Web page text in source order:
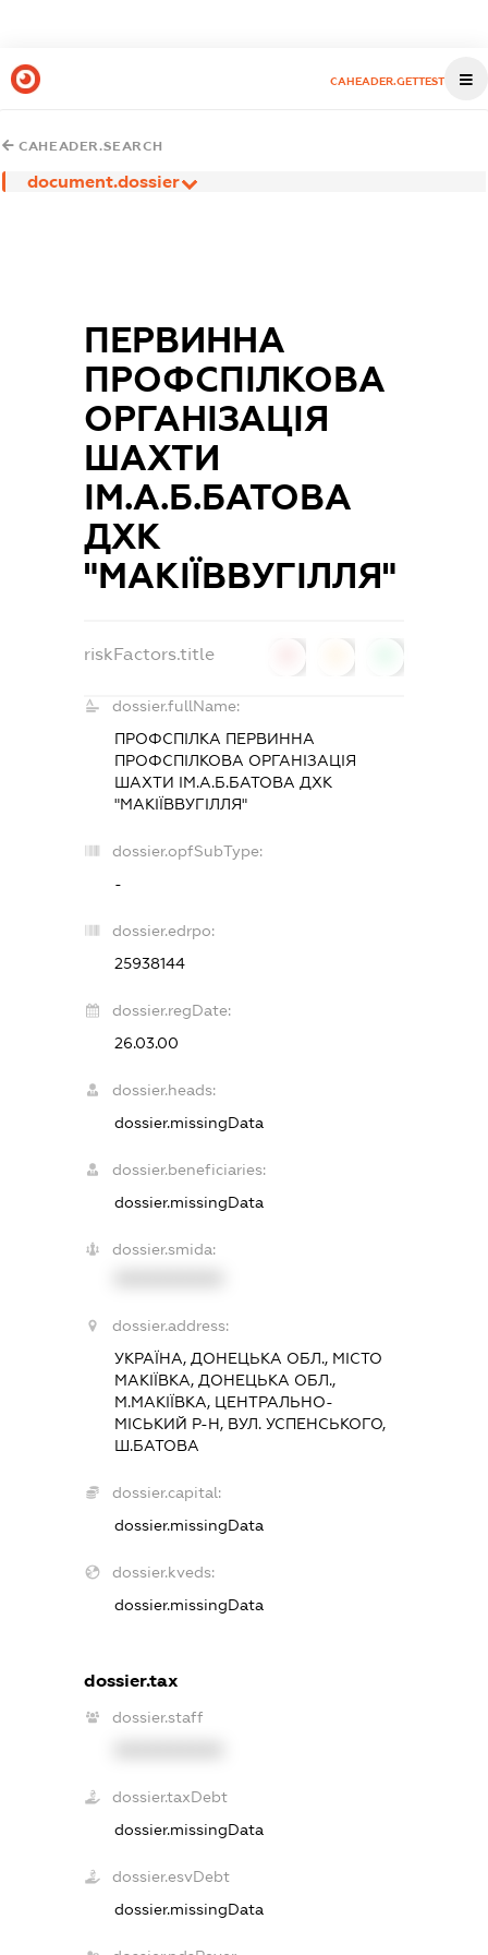
CAHEADER.GETTEST
CAHEADER.SEARCH
document.dossier
ПЕРВИННА
ПРОФСПІЛКОВА
ОРГАНІЗАЦІЯ
ШАХТИ
ІМ.А.Б.БАТОВА
ДХК
"МАКІЇВВУГІЛЛЯ"
riskFactors.title
dossier.fullName:
ПРОФСПІЛКА ПЕРВИННА
ПРОФСПІЛКОВА ОРГАНІЗАЦІЯ
ШАХТИ ІМ.А.Б.БАТОВА ДХК
"МАКІЇВВУГІЛЛЯ"
dossier.opfSubType:
-
dossier.edrpo:
25938144
dossier.regDate:
26.03.00
dossier.heads:
dossier.missingData
dossier.beneficiaries:
dossier.missingData
dossier.smida:
dossier.address:
УКРАЇНА, ДОНЕЦЬКА ОБЛ., МІСТО
МАКІЇВКА, ДОНЕЦЬКА ОБЛ.,
М.МАКІЇВКА, ЦЕНТРАЛЬНО-
МІСЬКИЙ Р-Н, ВУЛ. УСПЕНСЬКОГО,
Ш.БАТОВА
dossier.capital:
dossier.missingData
dossier.kveds:
dossier.missingData
dossier.tax
dossier.staff
dossier.taxDebt
dossier.missingData
dossier.esvDebt
dossier.missingData